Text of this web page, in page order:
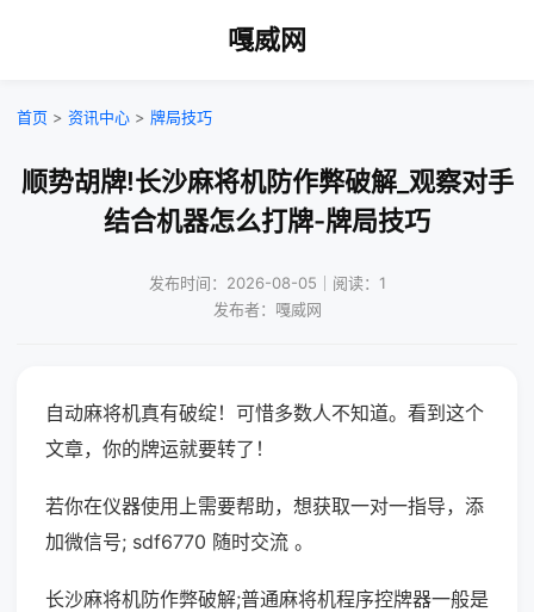
嘎威网
首页 > 资讯中心 > 牌局技巧
顺势胡牌!长沙麻将机防作弊破解_观察对手
结合机器怎么打牌-牌局技巧
发布时间：2026-08-05｜阅读：1
发布者：嘎威网
自动麻将机真有破绽！可惜多数人不知道。看到这个
文章，你的牌运就要转了！
若你在仪器使用上需要帮助，想获取一对一指导，添
加微信号; sdf6770 随时交流 。
长沙麻将机防作弊破解;普通麻将机程序控牌器一般是